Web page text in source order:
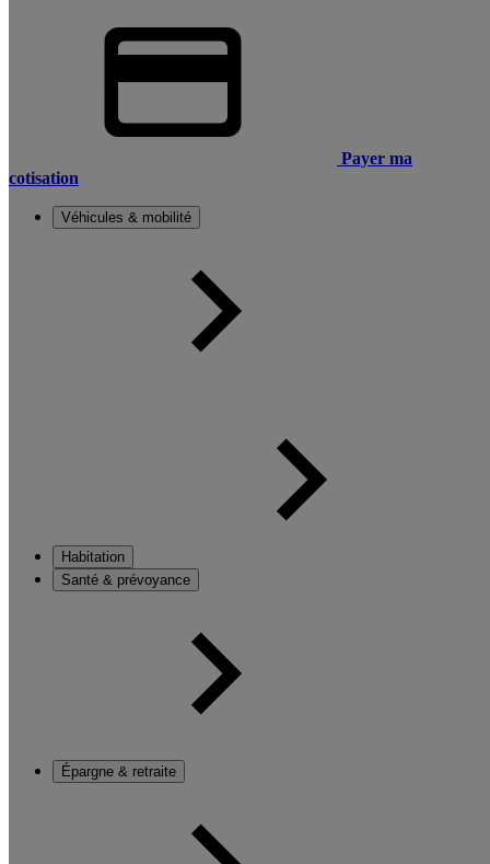
Payer ma
cotisation
Véhicules & mobilité
Habitation
Santé & prévoyance
Épargne & retraite